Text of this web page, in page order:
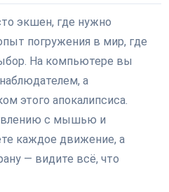
экшен, где нужно
погружения в мир, где
На компьютере вы
а
этого апокалипсиса.
с мышью и
каждое движение, а
— видите всё, что